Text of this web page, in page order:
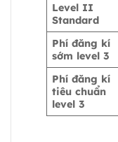
Level II
Standard
Phí đăng kí
sớm level 3
Phí đăng kí
tiêu chuẩn
level 3